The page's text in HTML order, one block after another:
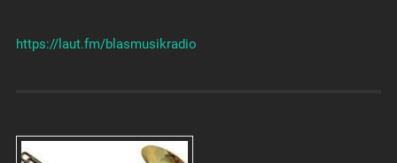
https://laut.fm/blasmusikradio